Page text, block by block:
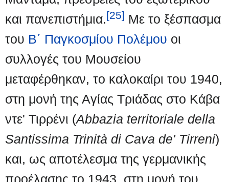
και πανεπιστήμια.[25] Με το ξέσπασμα
του Β΄ Παγκοσμίου Πολέμου οι
συλλογές του Μουσείου
μεταφέρθηκαν, το καλοκαίρι του 1940,
στη μονή της Αγίας Τριάδας στο Κάβα
ντε' Τιρρένι (Abbazia territoriale della
Santissima Trinità di Cava de' Tirreni)
και, ως αποτέλεσμα της γερμανικής
προέλασης το 1943, στη μονή του